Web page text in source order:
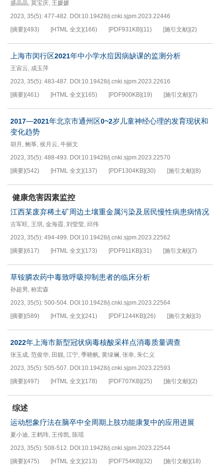
盛晶晶, 莫宝庆, 王媛媛
2023, 35(5): 477-482. DOI:10.19428/j.cnki.sjpm.2023.22446
[摘要](493) [HTML 全文](166) [PDF931KB](11) [施引文献](2)
上海市闵行区2021年中小学水痘因病缺课的监测分析
王宙云, 成玉萍
2023, 35(5): 483-487. DOI:10.19428/j.cnki.sjpm.2023.22616
[摘要](461) [HTML 全文](165) [PDF900KB](19) [施引文献](7)
2017—2021年北京市通州区0~2岁儿童神经心理的发育现状和
变化趋势
胡月 , 鲍筝, 侯月云, 牛丽文
2023, 35(5): 488-493. DOI:10.19428/j.cnki.sjpm.2023.22570
[摘要](542) [HTML 全文](137) [PDF1304KB](30) [施引文献](8)
健康危害因素监控
江西某废弃稀土矿周边土壤重金属污染及居民慢性病患病情况
古军旺, 王琪, 金海霞, 刘莹莹, 邱伟
2023, 35(5): 494-499. DOI:10.19428/j.cnki.sjpm.2023.22562
[摘要](617) [HTML 全文](173) [PDF911KB](31) [施引文献](7)
草铵膦农药中毒致呼吸抑制患者的临床分析
孙超男, 称宏森
2023, 35(5): 500-504. DOI:10.19428/j.cnki.sjpm.2023.22564
[摘要](589) [HTML 全文](241) [PDF1244KB](26) [施引文献](3)
2022年上海市新型冠状病毒核酸采样点消毒质量调查
张玉成, 范俊华, 田靓, 江宁, 季晓帆, 黄绿斓 , 张幸, 朱仁义
2023, 35(5): 505-507. DOI:10.19428/j.cnki.sjpm.2023.22593
[摘要](497) [HTML 全文](178) [PDF707KB](25) [施引文献](2)
综述
运动想象疗法在脑卒中全周期上肢功能康复中的应用进展
夏小迪, 王鹤玮, 王传凯, 陈瑶
2023, 35(5): 508-512. DOI:10.19428/j.cnki.sjpm.2023.22544
[摘要](475) [HTML 全文](213) [PDF754KB](32) [施引文献](18)